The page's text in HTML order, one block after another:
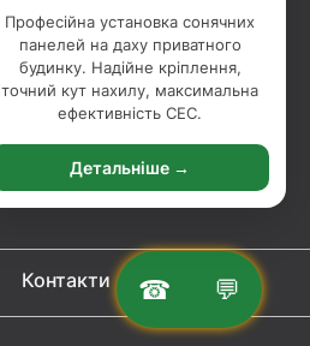
☎ 💬
Професійна установка сонячних
панелей на даху приватного
будинку. Надійне кріплення,
точний кут нахилу, максимальна
ефективність СЕС.
Детальніше →
Контакти